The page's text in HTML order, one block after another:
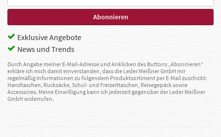
Exklusive Angebote
News und Trends
Durch Angabe meiner E-Mail-Adresse und Anklicken des Buttons „Abonnieren“
erkläre ich mich damit einverstanden, dass die Leder Meißner GmbH mir
regelmäßig Informationen zu folgendem Produktsortiment per E-Mail zuschickt:
Handtaschen, Rucksäcke, Schul- und Freizeittaschen, Reisegepäck sowie
Accessoires. Meine Einwilligung kann ich jederzeit gegenüber der Leder Meißner
GmbH widerrufen.